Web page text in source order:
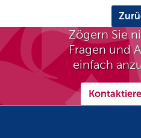
Zögern Sie
Fragen und
einfach